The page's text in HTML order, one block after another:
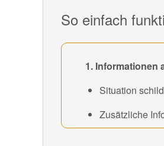
So einfach
1. Informationen
Situation
Zusätzliche